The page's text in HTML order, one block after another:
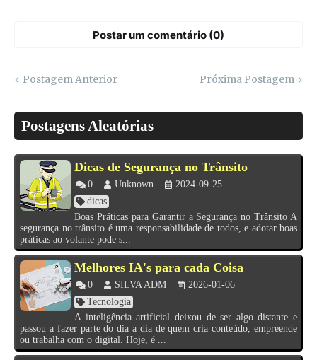
Postar um comentário (0)
Postagem Anterior Próxima Postagem
Postagens Aleatórias
Dicas de Segurança no Trânsito
0 Unknown
2024-09-25
dicas
Boas Práticas para Garantir a Segurança no Trânsito A
segurança no trânsito é uma responsabilidade de todos, e adotar boas
práticas ao volante pode s...
Melhores IA's para cada Coisa
0 SILVA ADM
2026-01-06
Tecnologia
A inteligência artificial deixou de ser algo distante e
passou a fazer parte do dia a dia de quem cria conteúdo, empreende
ou trabalha com o digital. Hoje, é ...